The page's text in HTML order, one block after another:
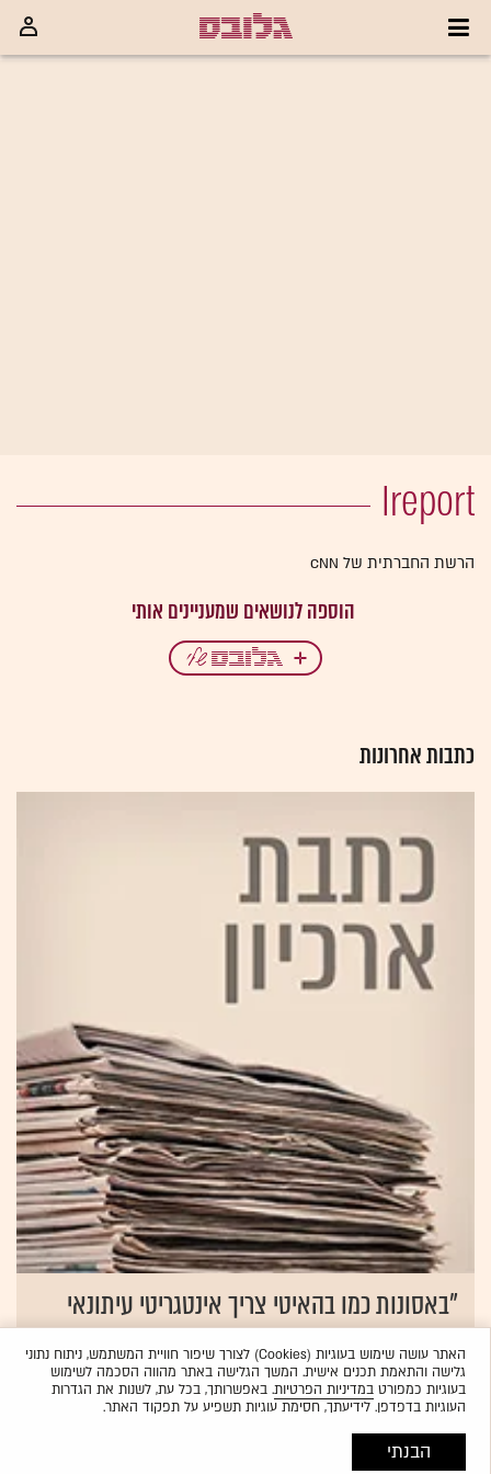
Ireport
הרשת החברתית של CNN
כתבות אחרונות
"באסונות כמו בהאיטי צריך אינטגריטי עיתונאי
אבל גם יושר אנושי"
09.02.2010 לי-אור אברבך
האתר עושה שימוש בעוגיות (Cookies) לצורך שיפור חוויית המשתמש, ניתוח נתוני
גלישה והתאמת תכנים אישית. המשך הגלישה באתר מהווה הסכמה לשימוש
בעוגיות כמפורטבמדיניות הפרטיות. באפשרותך, בכל עת, לשנות את הגדרות
העוגיות בדפדפן. לידיעתך, חסימת עוגיות תשפיע על תפקוד האתר.
הבנתי